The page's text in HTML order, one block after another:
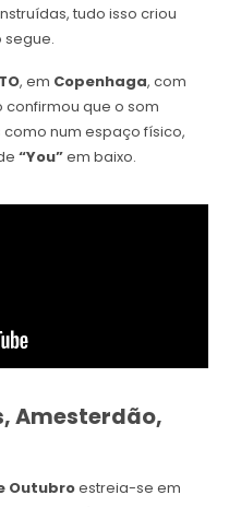
tudo isso criou
, em Copenhaga, com
que o som
num espaço físico,
“You”em baixo.
Amesterdão,
Outubroestreia-se em